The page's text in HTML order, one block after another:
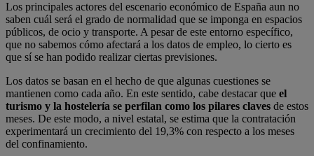
Los principales actores del escenario económico de España aun no
saben cuál será el grado de normalidad que se imponga en espacios
públicos, de ocio y transporte. A pesar de este entorno específico,
que no sabemos cómo afectará a los datos de empleo, lo cierto es
que sí se han podido realizar ciertas previsiones.
Los datos se basan en el hecho de que algunas cuestiones se
mantienen como cada año. En este sentido, cabe destacar que el
turismo y la hostelería se perfilan como los pilares claves de estos
meses. De este modo, a nivel estatal, se estima que la contratación
experimentará un crecimiento del 19,3% con respecto a los meses
del confinamiento.